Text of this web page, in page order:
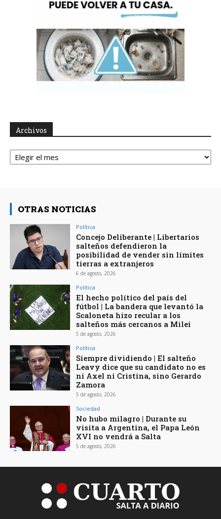
Archivos
Archivos
OTRAS NOTICIAS
Política
Concejo Deliberante | Libertarios
salteños defendieron la
posibilidad de vender sin límites
tierras a extranjeros
6 de agosto, 2026
Política
El hecho político del país del
fútbol | La bandera que levantó la
Scaloneta hizo recular a los
salteños más cercanos a Milei
5 de agosto, 2026
Política
Siempre dividiendo | El salteño
Leavy dice que su candidato no es
ni Axel ni Cristina, sino Gerardo
Zamora
5 de agosto, 2026
Sociedad
No hubo milagro | Durante su
visita a Argentina, el Papa León
XVI no vendrá a Salta
5 de agosto, 2026